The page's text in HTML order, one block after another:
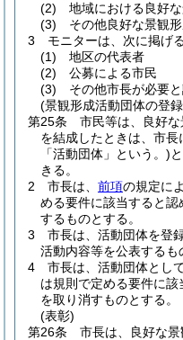
(2)
地域における良好
(3)
その他良好な景観
3
モニターは、次に掲げ
(1)
地区の代表者
(2)
公募による市民
(3)
その他市長が必要
(景観形成活動団体の登
第25条
市民等は、良好
を結成したときは、市
「活動団体」という。)
きる。
2
市長は、 前項の規定に
める要件に該当すると
するものとする。
3
市長は、活動団体を登
活動内容等を公表するも
4
市長は、活動団体とし
は規則で定める要件に
を取り消すものとする。
(表彰)
第26条
市長は、良好な